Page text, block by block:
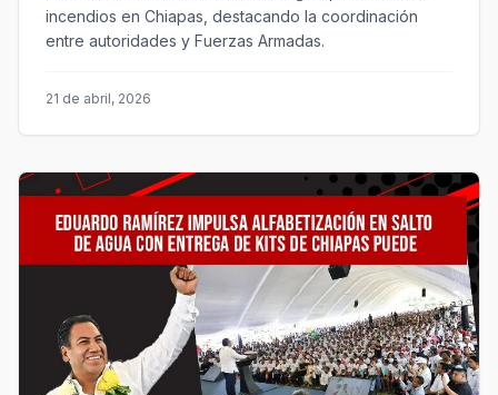
incendios en Chiapas, destacando la coordinación
entre autoridades y Fuerzas Armadas.
21 de abril, 2026